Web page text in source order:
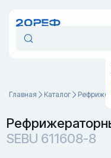
Главная Каталог
SEBU 611608-8